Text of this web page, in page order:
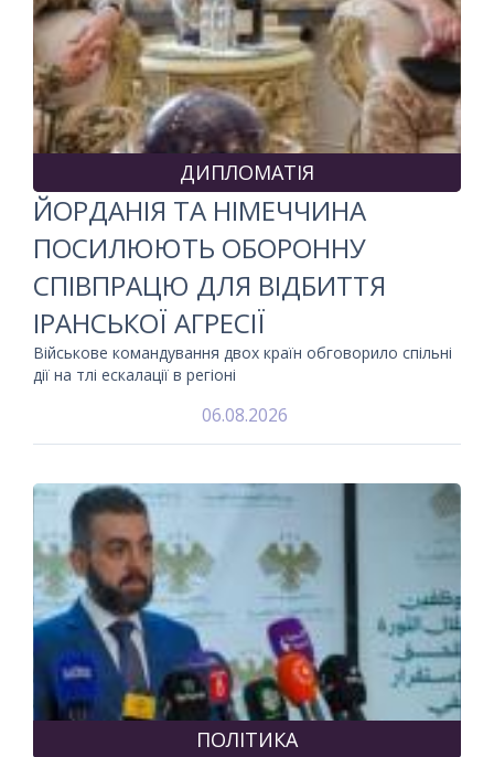
ДИПЛОМАТІЯ
ЙОРДАНІЯ ТА НІМЕЧЧИНА
ПОСИЛЮЮТЬ ОБОРОННУ
СПІВПРАЦЮ ДЛЯ ВІДБИТТЯ
ІРАНСЬКОЇ АГРЕСІЇ
Військове командування двох країн обговорило спільні
дії на тлі ескалації в регіоні
06.08.2026
ПОЛІТИКА